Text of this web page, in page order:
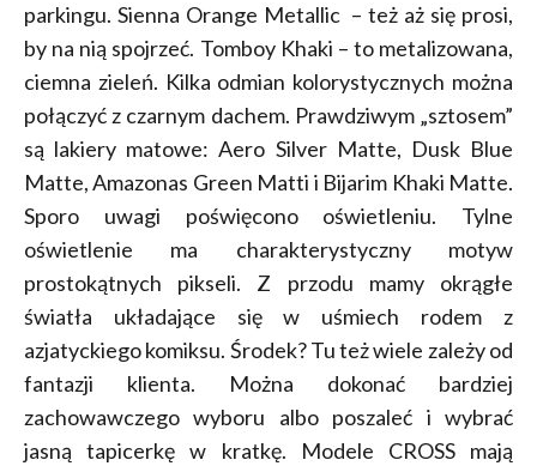
parkingu. Sienna Orange Metallic – też aż się prosi,
by na nią spojrzeć. Tomboy Khaki – to metalizowana,
ciemna zieleń. Kilka odmian kolorystycznych można
połączyć z czarnym dachem. Prawdziwym „sztosem”
są lakiery matowe: Aero Silver Matte, Dusk Blue
Matte, Amazonas Green Matti i Bijarim Khaki Matte.
Sporo uwagi poświęcono oświetleniu. Tylne
oświetlenie ma charakterystyczny motyw
prostokątnych pikseli. Z przodu mamy okrągłe
światła układające się w uśmiech rodem z
azjatyckiego komiksu. Środek? Tu też wiele zależy od
fantazji klienta. Można dokonać bardziej
zachowawczego wyboru albo poszaleć i wybrać
jasną tapicerkę w kratkę. Modele CROSS mają